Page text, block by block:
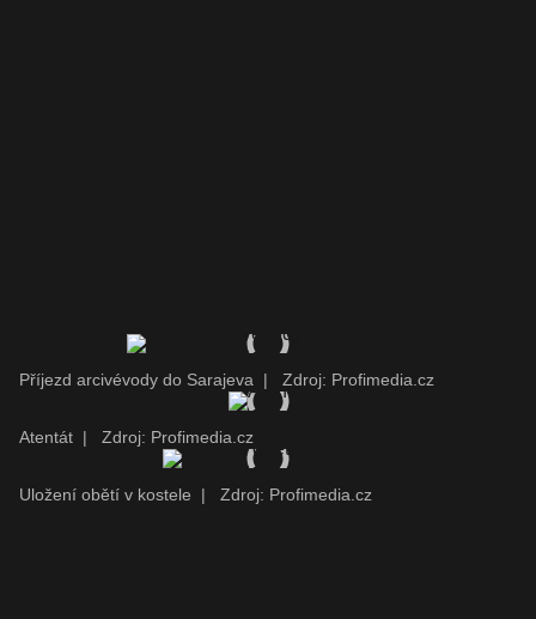
Příjezd arcivévody do Sarajeva | Zdroj: Profimedia.cz
Atentát | Zdroj: Profimedia.cz
Uložení obětí v kostele | Zdroj: Profimedia.cz